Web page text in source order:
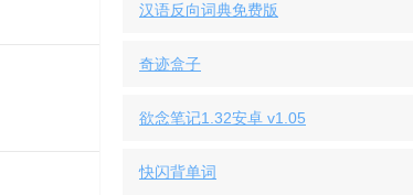
汉语反向词典免费版
奇迹盒子
欲念笔记1.32安卓 v1.05
快闪背单词